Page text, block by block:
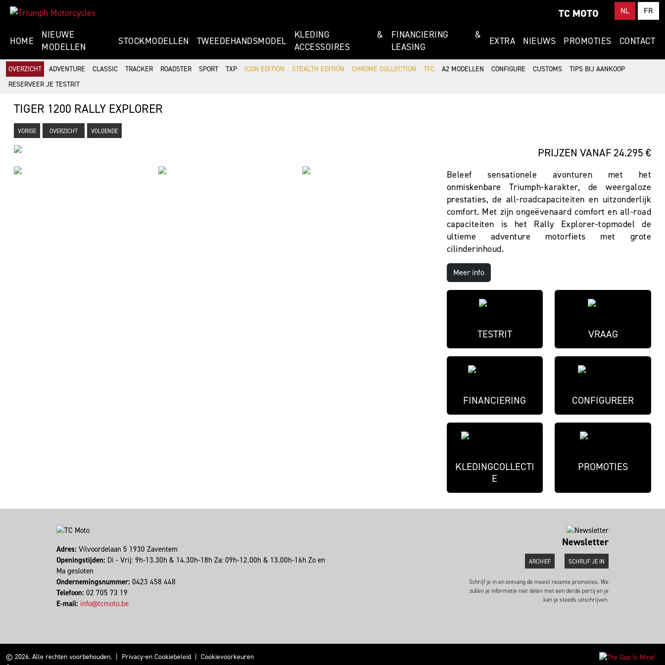
TC MOTO NL FR
HOME
NIEUWE
MODELLEN
STOCKMODELLEN TWEEDEHANDSMODEL
KLEDING &
ACCESSOIRES
FINANCIERING &
LEASING
EXTRA NIEUWS PROMOTIES CONTACT
OVERZICHT ADVENTURE CLASSIC TRACKER ROADSTER SPORT TXP ICON EDITION STEALTH EDITION CHROME COLLECTION TFC A2 MODELLEN CONFIGURE CUSTOMS
TIPS BIJ AANKOOP
RESERVEER JE TESTRIT
TIGER 1200 RALLY EXPLORER
VORIGE OVERZICHT VOLGENDE
PRIJZEN VANAF 24.295 €
Beleef sensationele avonturen met het
onmiskenbare Triumph-karakter, de weergaloze
prestaties, de all-roadcapaciteiten en uitzonderlijk
comfort. Met zijn ongeëvenaard comfort en all-road
capaciteiten is het Rally Explorer-topmodel de
ultieme adventure motorfiets met grote
cilinderinhoud.
Meer info
TESTRIT VRAAG
FINANCIERING CONFIGUREER
KLEDINGCOLLECTI
E
PROMOTIES
Adres: Vilvoordelaan 5 1930 Zaventem
Openingstijden: Di - Vrij: 9h-13.30h & 14.30h-18h Za: 09h-12.00h & 13.00h-16h Zo en
Ma gesloten
Ondernemingsnummer: 0423 458 448
Telefoon: 02 705 73 19
E-mail: info@tcmoto.be
Newsletter
ARCHIEF SCHRIJF JE IN
Schrijf je in en ontvang de meest recente promoties. We
zullen je informatie niet delen met een derde partij en je
kan je steeds uitschrijven.
© 2026. Alle rechten voorbehouden. Privacy-en Cookiebeleid
Cookievoorkeuren